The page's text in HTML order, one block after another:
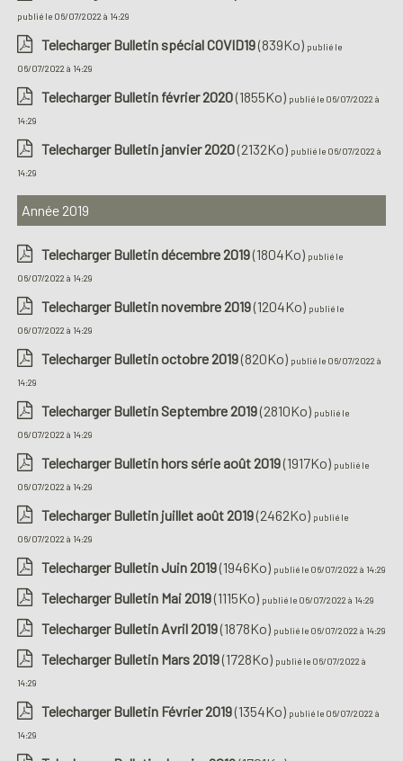
publié le 06/07/2022 à 14:29
Telecharger Bulletin spécial COVID19(839Ko) publié le
06/07/2022 à 14:29
Telecharger Bulletin février 2020(1855Ko) publié le 06/07/2022 à
14:29
Telecharger Bulletin janvier 2020(2132Ko) publié le 06/07/2022 à
14:29
Année 2019
Telecharger Bulletin décembre 2019(1804Ko) publié le
06/07/2022 à 14:29
Telecharger Bulletin novembre 2019(1204Ko) publié le
06/07/2022 à 14:29
Telecharger Bulletin octobre 2019(820Ko) publié le 06/07/2022 à
14:29
Telecharger Bulletin Septembre 2019(2810Ko) publié le
06/07/2022 à 14:29
Telecharger Bulletin hors série août 2019(1917Ko) publié le
06/07/2022 à 14:29
Telecharger Bulletin juillet août 2019(2462Ko) publié le
06/07/2022 à 14:29
Telecharger Bulletin Juin 2019(1946Ko) publié le 06/07/2022 à 14:29
Telecharger Bulletin Mai 2019(1115Ko) publié le 06/07/2022 à 14:29
Telecharger Bulletin Avril 2019(1878Ko) publié le 06/07/2022 à 14:29
Telecharger Bulletin Mars 2019(1728Ko) publié le 06/07/2022 à
14:29
Telecharger Bulletin Février 2019(1354Ko) publié le 06/07/2022 à
14:29